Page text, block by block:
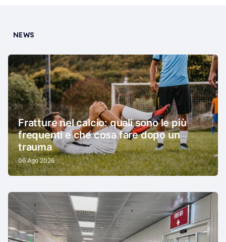
NEWS
Fratture nel calcio: quali sono le più
frequenti e che cosa fare dopo un
trauma
06 Ago 2026